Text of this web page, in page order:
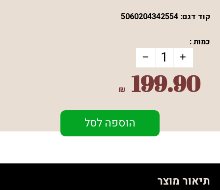
קוד דגם: 5060204342554
כמות :
199.90
₪
הוספה לסל
תיאור מוצר